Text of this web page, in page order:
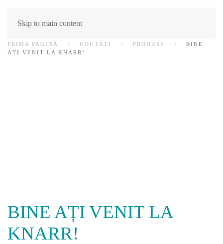
Skip to main content
PRIMA PAGINĂ NOUTĂȚI PRODUSE
BINE
AȚI VENIT LA KNARR!
BINE AȚI VENIT LA
KNARR!